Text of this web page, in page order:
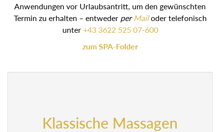
Anwendungen vor Urlaubsantritt, um den gewünschten
Termin zu erhalten – entweder per Mailoder telefonisch
unter +43 3622 525 07-600
zum SPA-Folder
Klassische Massagen